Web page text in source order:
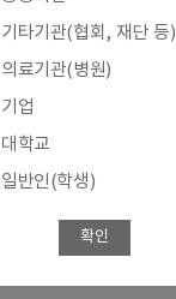
기타기관(협회, 재단 등)
의료기관(병원)
기업
대학교
일반인(학생)
확인